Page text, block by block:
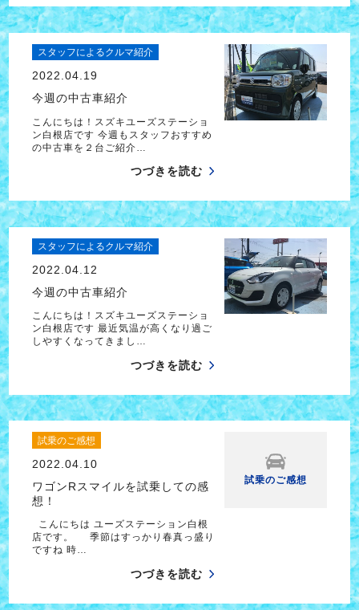
スタッフによるクルマ紹介
2022.04.19
今週の中古車紹介
こんにちは！スズキユーズステーショ
ン白根店です 今週もスタッフおすすめ
の中古車を２台ご紹介…
つづきを読む
スタッフによるクルマ紹介
2022.04.12
今週の中古車紹介
こんにちは！スズキユーズステーショ
ン白根店です 最近気温が高くなり過ご
しやすくなってきまし…
つづきを読む
試乗のご感想
2022.04.10
ワゴンRスマイルを試乗しての感
想！
こんにちは ユーズステーション白根
店です。 季節はすっかり春真っ盛り
ですね 時…
つづきを読む
試乗のご感想